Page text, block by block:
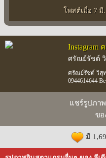
โพสต์เมื่อ 7 มี
Instagram
ศรัณย์รัชต์
ศรัณย์รัชต์ วิสุท
0944614644
แชร์รูปภา
ขอ
มี